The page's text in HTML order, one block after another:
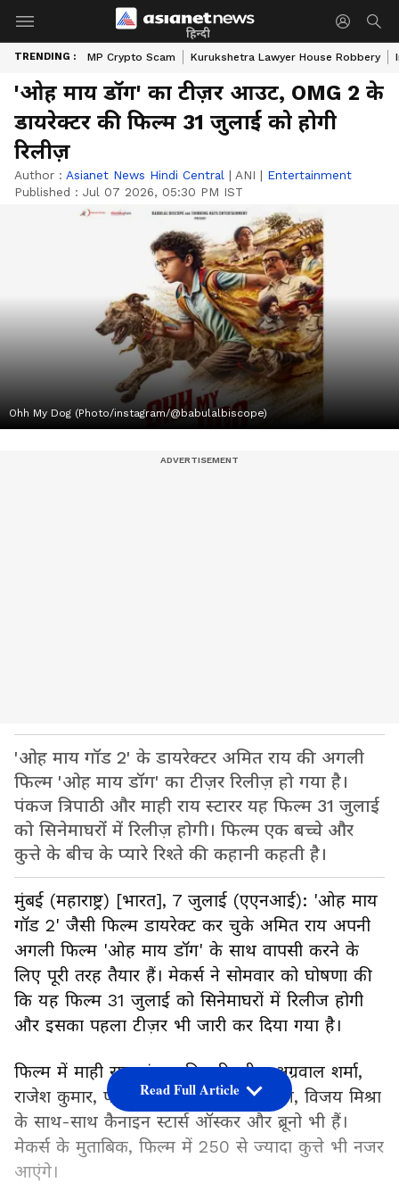
हिन्दी
TRENDING : MP Crypto Scam Kurukshetra Lawyer House Robbery
'ओह माय डॉग' का टीज़र आउट, OMG 2 के
डायरेक्टर की फिल्म 31 जुलाई को होगी
रिलीज़
Author : Asianet News Hindi Central | ANI | Entertainment
Published : Jul 07 2026, 05:30 PM IST
Ohh My Dog (Photo/instagram/@babulalbiscope)
'ओह माय गॉड 2' के डायरेक्टर अमित राय की अगली
फिल्म 'ओह माय डॉग' का टीज़र रिलीज़ हो गया है।
पंकज त्रिपाठी और माही राय स्टारर यह फिल्म 31 जुलाई
को सिनेमाघरों में रिलीज़ होगी। फिल्म एक बच्चे और
कुत्ते के बीच के प्यारे रिश्ते की कहानी कहती है।
मुंबई (महाराष्ट्र) [भारत], 7 जुलाई (एएनआई): 'ओह माय
गॉड 2' जैसी फिल्म डायरेक्ट कर चुके अमित राय अपनी
अगली फिल्म 'ओह माय डॉग' के साथ वापसी करने के
लिए पूरी तरह तैयार हैं। मेकर्स ने सोमवार को घोषणा की
कि यह फिल्म 31 जुलाई को सिनेमाघरों में रिलीज होगी
और इसका पहला टीज़र भी जारी कर दिया गया है।
फिल्म में माही राय, पंकज त्रिपाठी, गीता अग्रवाल शर्मा,
राजेश कुमार, पवन मल्होत्रा, सुलक्षणा बरुआ, विजय मिश्रा
के साथ-साथ कैनाइन स्टार्स ऑस्कर और ब्रूनो भी हैं।
मेकर्स के मुताबिक, फिल्म में 250 से ज्यादा कुत्ते भी नजर
आएंगे।
Read Full Article